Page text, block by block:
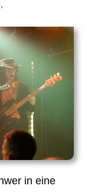
in eine